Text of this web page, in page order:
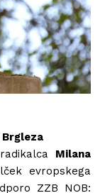
Brgleza
Milana
evropskega
ZZB NOB: